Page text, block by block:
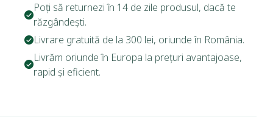
Poți să returnezi în 14 de zile produsul, dacă te
răzgândești.
Livrare gratuită de la 300 lei, oriunde în România.
Livrăm oriunde în Europa la prețuri avantajoase,
rapid și eficient.